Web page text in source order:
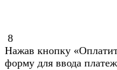
8
Нажав кнопку
форму для ввода